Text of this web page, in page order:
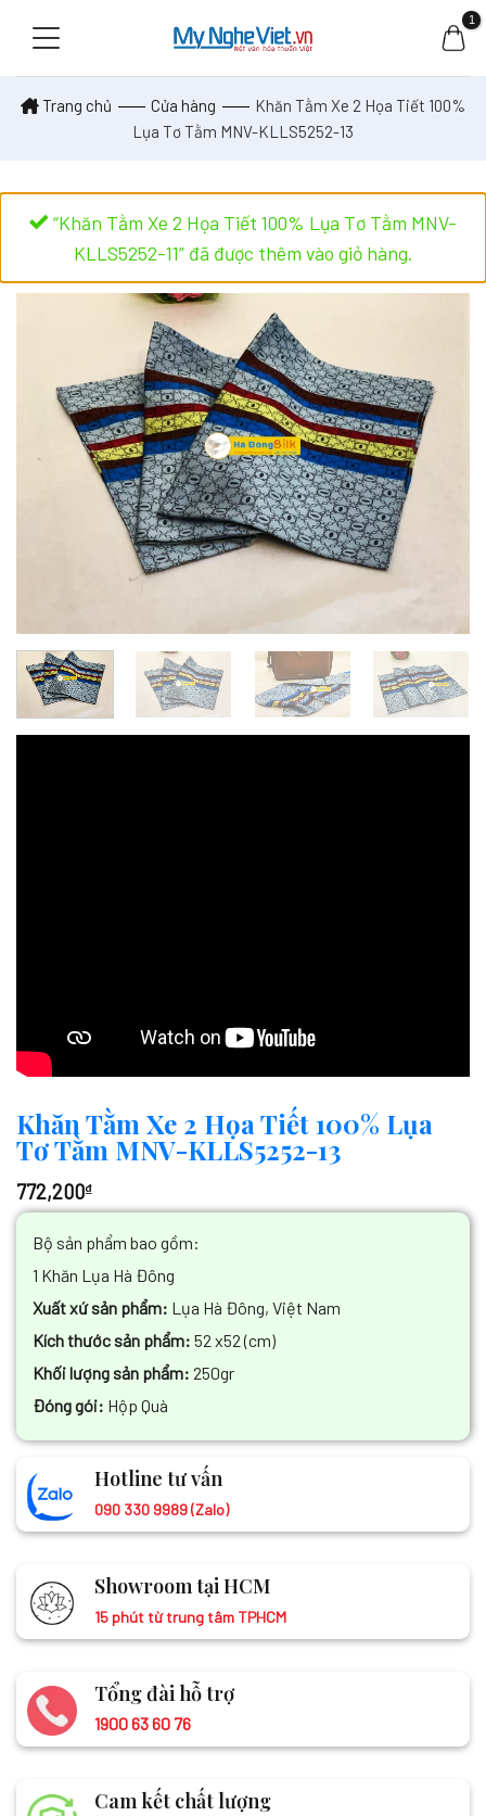
Trang chủ Cửa hàng
Khăn Tằm Xe 2 Họa Tiết 100%
Lụa Tơ Tằm MNV-KLLS5252-13
“Khăn Tằm Xe 2 Họa Tiết 100% Lụa Tơ Tằm MNV-
KLLS5252-11” đã được thêm vào giỏ hàng.
Khăn Tằm Xe 2 Họa Tiết 100% Lụa
Tơ Tằm MNV-KLLS5252-13
772,200₫
Bộ sản phẩm bao gồm:
1 Khăn Lụa Hà Đông
Xuất xứ sản phẩm: Lụa Hà Đông, Việt Nam
Kích thước sản phẩm: 52 x52 (cm)
Khối lượng sản phẩm: 250gr
Đóng gói: Hộp Quà
Hotline tư vấn
090 330 9989 (Zalo)
Showroom tại HCM
15 phút từ trung tâm TPHCM
Tổng đài hỗ trợ
1900 63 60 76
Cam kết chất lượng